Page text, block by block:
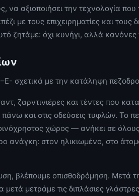
να αξιοποιήσει την τεχνολογία
με τους επιχειρηματίες και τους
ζητάμε: όχι κυνήγι, αλλά
σχετικά με την κατάληψη
ζαρντινιέρες και τέντες που
και στις οδεύσεις τυφλών. Το
χώρος — ανήκει σε
ανάγκη: στον ηλικιωμένο, στο
βλέπουμε οπισθοδρόμηση. Μετά
μετά μετράμε τις διπλάσιες